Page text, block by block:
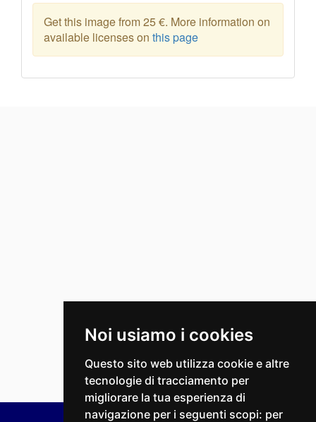
Noi usiamo i cookies
Questo sito web utilizza cookie e altre
tecnologie di tracciamento per
migliorare la tua esperienza di
navigazione per i seguenti scopi: per
Get this image from 25 €. More information on
available licenses on this page